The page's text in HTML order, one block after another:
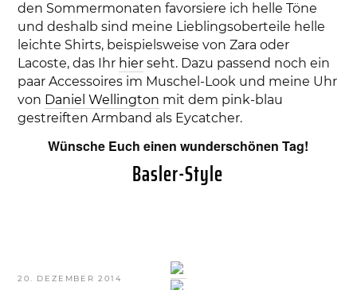
den Sommermonaten favorsiere ich helle Töne
und deshalb sind meine Lieblingsoberteile helle
leichte Shirts, beispielsweise von Zara oder
Lacoste, das Ihr hier seht. Dazu passend noch ein
paar Accessoires im Muschel-Look und meine Uhr
von Daniel Wellington mit dem pink-blau
gestreiften Armband als Eycatcher.
Wünsche Euch einen wunderschönen Tag!
VERÖFFENTLICHT
20. DEZEMBER 2014
Basler-Style